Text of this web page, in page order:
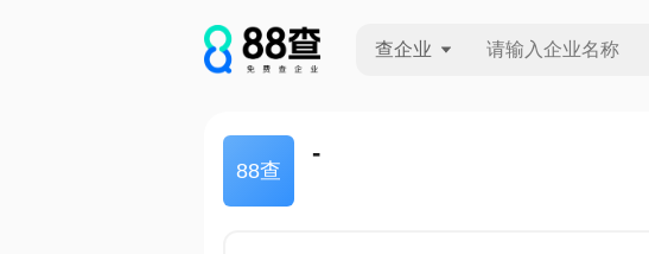
查企业
88查
-